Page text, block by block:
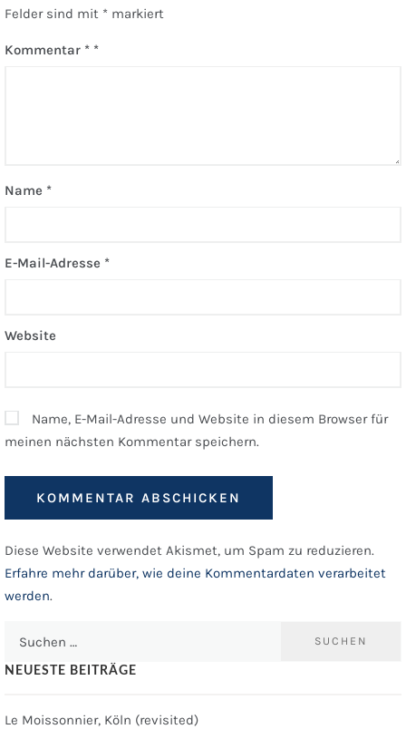
Felder sind mit * markiert
Kommentar *
Name *
E-Mail-Adresse *
Website
Name, E-Mail-Adresse und Website in diesem Browser für
meinen nächsten Kommentar speichern.
Diese Website verwendet Akismet, um Spam zu reduzieren.
Erfahre mehr darüber, wie deine Kommentardaten verarbeitet
werden.
NEUESTE BEITRÄGE
Le Moissonnier, Köln (revisited)